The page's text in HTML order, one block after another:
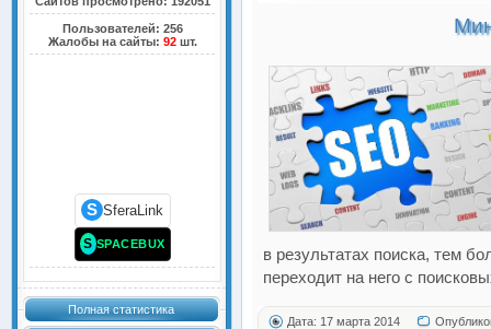
Пользователей: 256
Жалобы на сайты: 92шт.
S SferaLink
S SPACEBUX
Полная статистика
в результатах поиска, тем
переходит на него с
Дата: 17 марта 2014